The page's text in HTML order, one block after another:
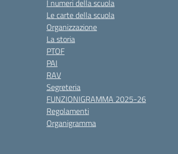
I numeri della scuola
Le carte della scuola
Organizzazione
La storia
PTOF
PAI
RAV
Segreteria
FUNZIONIGRAMMA 2025-26
Regolamenti
Organigramma